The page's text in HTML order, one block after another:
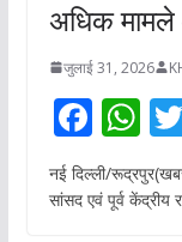
अधिक
जुलाई 31, 2026
F
ac
e
W
h
at
नई दिल्ली/
सांसद एवं पूर्व